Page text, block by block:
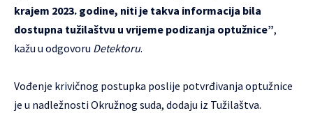
krajem 2023. godine, niti je takva informacija bila
dostupna tužilaštvu u vrijeme podizanja optužnice”,
kažu u odgovoru Detektoru.
Vođenje krivičnog postupka poslije potvrđivanja optužnice
je u nadležnosti Okružnog suda, dodaju iz Tužilaštva.